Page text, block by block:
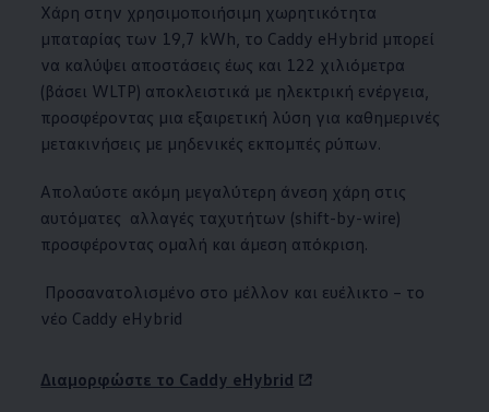
Χάρη στην χρησιμοποιήσιμη χωρητικότητα
μπαταρίας των 19,7 kWh, το Caddy eHybrid μπορεί
να καλύψει αποστάσεις έως και 122 χιλιόμετρα
(βάσει WLTP) αποκλειστικά με ηλεκτρική ενέργεια,
προσφέροντας μια εξαιρετική λύση για καθημερινές
μετακινήσεις με μηδενικές εκπομπές ρύπων.
Απολαύστε ακόμη μεγαλύτερη άνεση χάρη στις
αυτόματες αλλαγές ταχυτήτων (shift-by-wire)
προσφέροντας ομαλή και άμεση απόκριση.
Προσανατολισμένο στο μέλλον και ευέλικτο – το
νέο Caddy eHybrid
Διαμορφώστε το Caddy eHybrid